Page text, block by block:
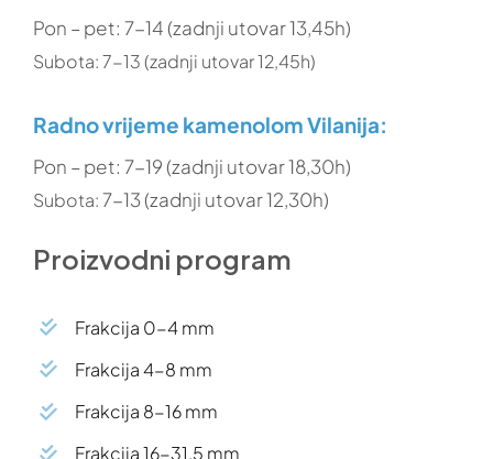
Pon – pet: 7-14 (zadnji utovar 13,45h)
Subota:7-13 (zadnji utovar 12,45h)
Radno vrijeme kamenolom Vilanija:
Pon – pet: 7-19 (zadnji utovar 18,30h)
Subota:7-13 (zadnji utovar 12,30h)
Proizvodni program
Frakcija 0-4 mm
Frakcija 4-8 mm
Frakcija 8-16 mm
Frakcija 16-31,5 mm